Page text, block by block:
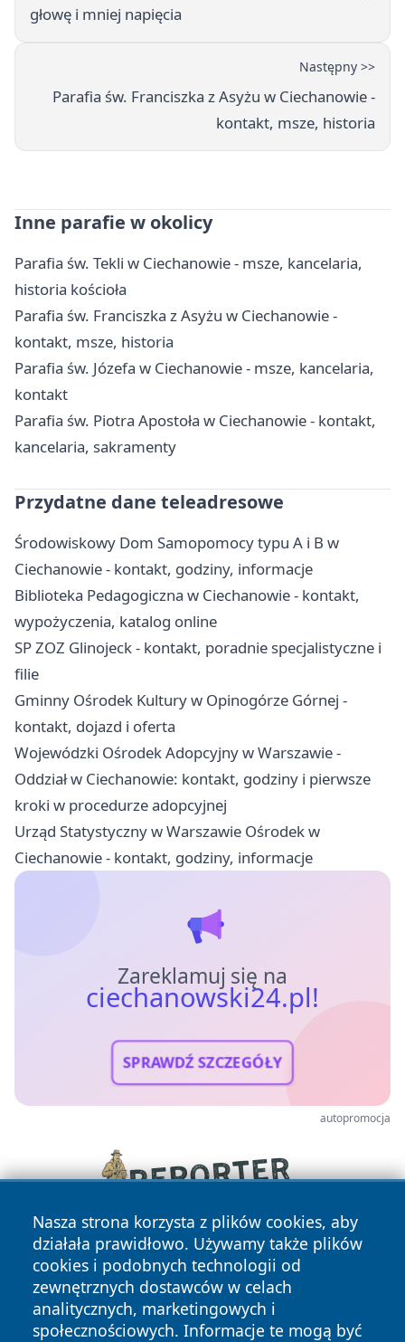
głowę i mniej napięcia
Następny >>
Parafia św. Franciszka z Asyżu w Ciechanowie -
kontakt, msze, historia
Inne parafie w okolicy
Parafia św. Tekli w Ciechanowie - msze, kancelaria,
historia kościoła
Parafia św. Franciszka z Asyżu w Ciechanowie -
kontakt, msze, historia
Parafia św. Józefa w Ciechanowie - msze, kancelaria,
kontakt
Parafia św. Piotra Apostoła w Ciechanowie - kontakt,
kancelaria, sakramenty
Przydatne dane teleadresowe
Środowiskowy Dom Samopomocy typu A i B w
Ciechanowie - kontakt, godziny, informacje
Biblioteka Pedagogiczna w Ciechanowie - kontakt,
wypożyczenia, katalog online
SP ZOZ Glinojeck - kontakt, poradnie specjalistyczne i
filie
Gminny Ośrodek Kultury w Opinogórze Górnej -
kontakt, dojazd i oferta
Wojewódzki Ośrodek Adopcyjny w Warszawie -
Oddział w Ciechanowie: kontakt, godziny i pierwsze
kroki w procedurze adopcyjnej
Urząd Statystyczny w Warszawie Ośrodek w
Ciechanowie - kontakt, godziny, informacje
Zareklamuj się na
ciechanowski24.pl!
SPRAWDŹ SZCZEGÓŁY
autopromocja
Nasza strona korzysta z plików cookies, aby
działała prawidłowo. Używamy także plików
cookies i podobnych technologii od
zewnętrznych dostawców w celach
analitycznych, marketingowych i
społecznościowych. Informacje te mogą być